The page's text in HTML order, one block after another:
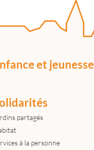
et jeunesse
partagés
à la personne